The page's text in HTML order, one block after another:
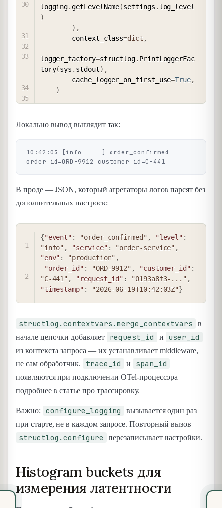
logging. getLevelName(settings . log_level
)
) ,
        context_class
=dict ,
logger_factory=structlog. PrintLoggerFac
tory(sys . stdout) ,
        cache_logger_on_first_use
=True,
)
Локально вывод выглядит так:
10:42:03 [info     ] order_confirmed
В проде — JSON, который агрегаторы логов парсят без
дополнительных настроек:
{"event" : "order_confirmed" , "level" :
"info" , "service" : "order-service" ,
"env" : "production" ,
"order_id" : "ORD-9912" , "customer_id" :
"C-441" , "request_id" : "0193a8f3-..." ,
"timestamp" : "2026-06-19T10:42:03Z"}
structlog.contextvars.merge_contextvars
в
начале цепочки добавляет
request_id и user_id
из контекста запроса — их устанавливает middleware,
не сам обработчик.
trace_id и span_id
появляются при подключении OTel-процессора —
подробнее в статье про трассировку.
Важно: configure_logging
вызывается один раз
при старте, не в каждом запросе. Повторный вызов
structlog.configure перезаписывает настройки.
Histogram buckets для
измерения латентности